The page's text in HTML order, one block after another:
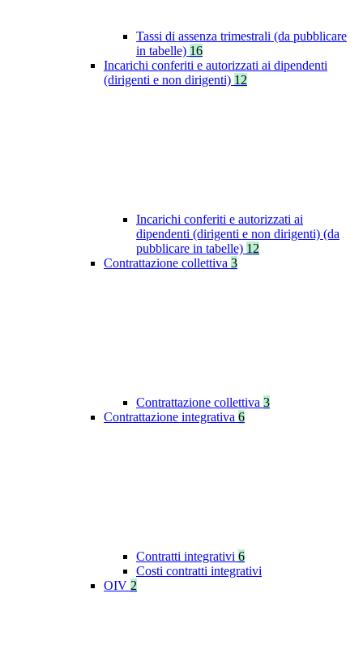
Tassi di assenza trimestrali (da pubblicare
in tabelle) 16
Incarichi conferiti e autorizzati ai dipendenti
(dirigenti e non dirigenti) 12
Incarichi conferiti e autorizzati ai
dipendenti (dirigenti e non dirigenti) (da
pubblicare in tabelle) 12
Contrattazione collettiva 3
Contrattazione collettiva 3
Contrattazione integrativa 6
Contratti integrativi 6
Costi contratti integrativi
OIV 2